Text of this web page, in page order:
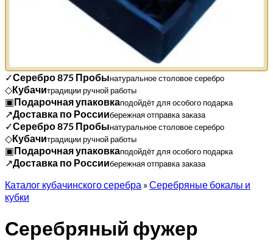
✓Серебро 875 Пробынатуральное столовое серебро
◇Кубачитрадиции ручной работы
▣Подарочная упаковкаподойдёт для особого подарка
↗Доставка по Россиибережная отправка заказа
✓Серебро 875 Пробынатуральное столовое серебро
◇Кубачитрадиции ручной работы
▣Подарочная упаковкаподойдёт для особого подарка
↗Доставка по Россиибережная отправка заказа
Каталог кубачинского серебра »Серебряные бокалы и
кубки
Серебряный фужер